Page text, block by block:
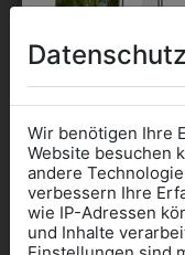
Wir benötigen Ihre
Website besuchen
andere
verbessern Ihre
wie IP-Adressen
und Inhalte